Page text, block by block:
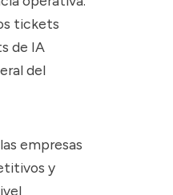
tickets
de IA
del
empresas
y